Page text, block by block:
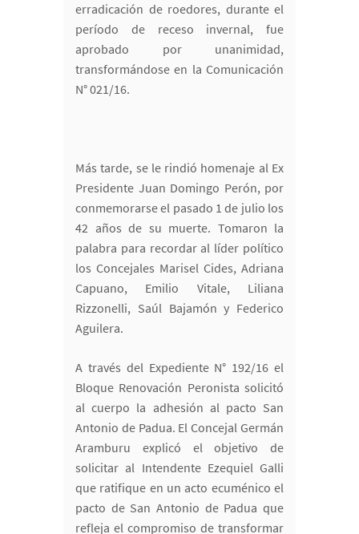
erradicación de roedores, durante el
período de receso invernal, fue
aprobado por unanimidad,
transformándose en la Comunicación
N° 021/16.
Más tarde, se le rindió homenaje al Ex
Presidente Juan Domingo Perón, por
conmemorarse el pasado 1 de julio los
42 años de su muerte. Tomaron la
palabra para recordar al líder político
los Concejales Marisel Cides, Adriana
Capuano, Emilio Vitale, Liliana
Rizzonelli, Saúl Bajamón y Federico
Aguilera.
A través del Expediente N° 192/16 el
Bloque Renovación Peronista solicitó
al cuerpo la adhesión al pacto San
Antonio de Padua. El Concejal Germán
Aramburu explicó el objetivo de
solicitar al Intendente Ezequiel Galli
que ratifique en un acto ecuménico el
pacto de San Antonio de Padua que
refleja el compromiso de transformar